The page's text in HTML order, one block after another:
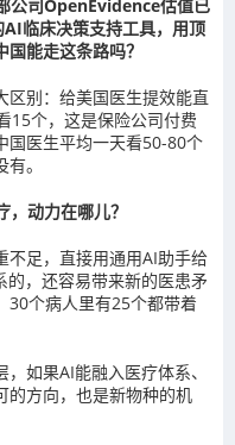
公司OpenEvidence估值已
临床决策支持工具，用顶
能走这条路吗？
区别：给美国医生提效能直
个，这是保险公司付费
国医生平均一天看50-80个
。
，动力在哪儿？
不足，直接用通用AI助手给
，还容易带来新的医患矛
个病人里有25个都带着
如果AI能融入医疗体系、
的方向，也是新物种的机